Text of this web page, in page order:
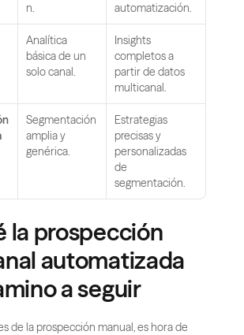
n.
automatización.
Analítica
básica de un
solo canal.
Insights
completos a
partir de datos
multicanal.
Segmentación
amplia y
genérica.
Estrategias
precisas y
personalizadas
de
segmentación.
la prospección
automatizada
a seguir
de la prospección manual, es hora de